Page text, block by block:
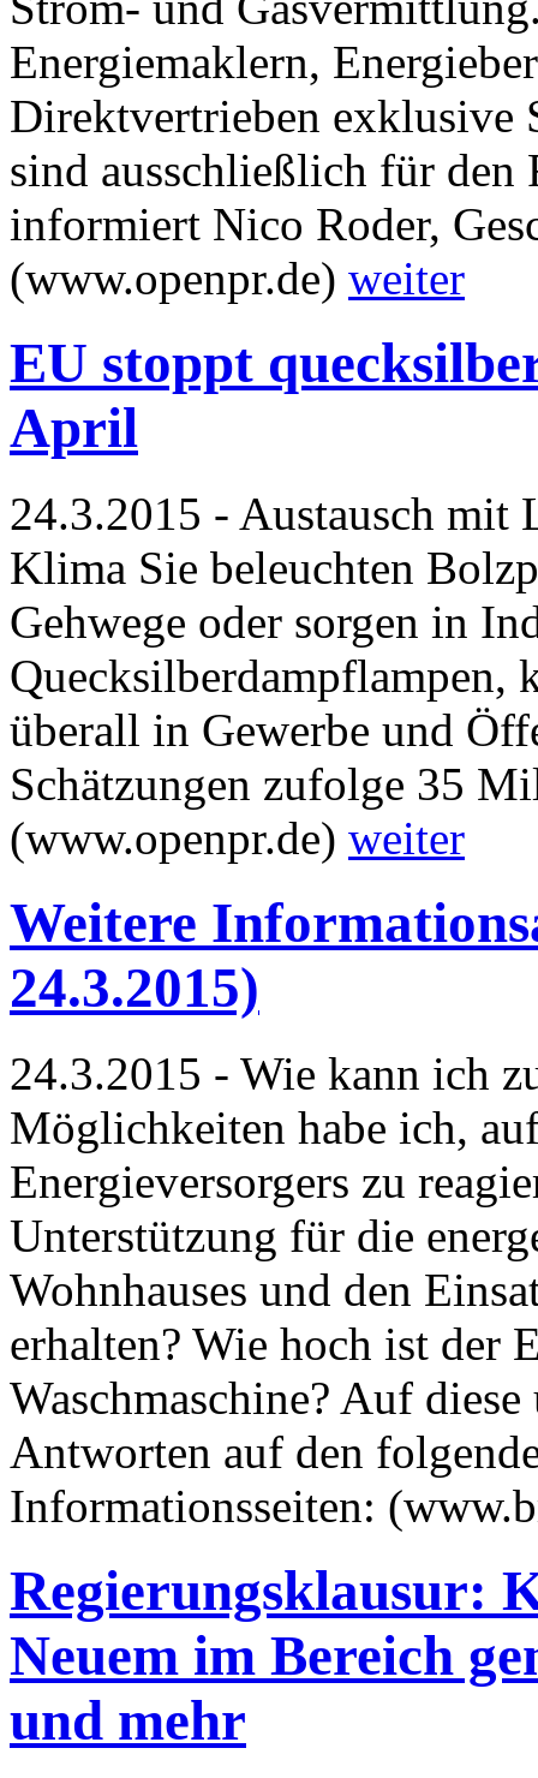
Energiemaklern,
Direktvertrieben exklusive
sind ausschließlich für den
informiert Nico Roder,
(www.openpr.de) weiter
EU stoppt
April
24.3.2015 - Austausch mit
Klima Sie beleuchten
Gehwege oder sorgen in
Quecksilberdampflampen,
überall in Gewerbe und
Schätzungen zufolge 35
(www.openpr.de) weiter
Weitere
24.3.2015)
24.3.2015 - Wie kann ich
Möglichkeiten habe ich,
Energieversorgers zu
Unterstützung für die
Wohnhauses und den
erhalten? Wie hoch ist der
Waschmaschine? Auf
Antworten auf den
Informationsseiten:
Regierungsklausur:
Neuem im Bereich
und mehr